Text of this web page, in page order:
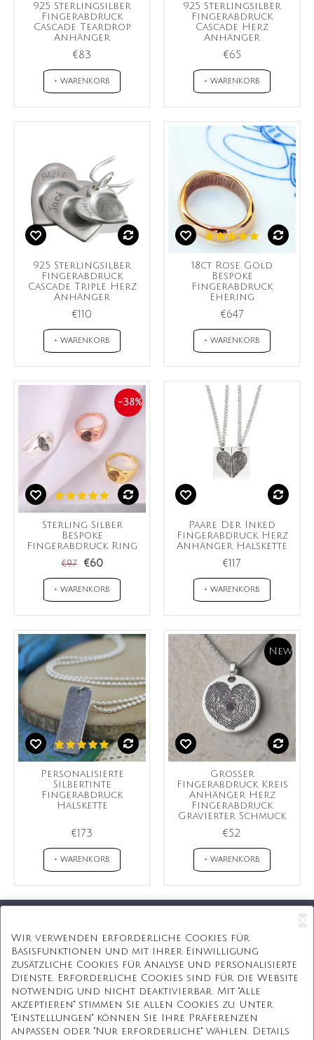
925 Sterlingsilber
Fingerabdruck
Cascade Teardrop
Anhänger
€83
+ WARENKORB
925 Sterlingsilber
Fingerabdruck
Cascade Herz
Anhänger
€65
+ WARENKORB
925 Sterlingsilber
Fingerabdruck
Cascade Triple Herz
Anhänger
€110
+ WARENKORB
18ct Rose Gold
Bespoke
Fingerabdruck
Ehering
€647
+ WARENKORB
-38%
Sterling Silber
Bespoke
Fingerabdruck Ring
€97 €60
+ WARENKORB
Paare Der Inked
Fingerabdruck Herz
Anhänger Halskette
€117
+ WARENKORB
Personalisierte
Silbertinte
Fingerabdruck
Halskette
€173
+ WARENKORB
New
Großer
Fingerabdruck Kreis
Anhänger Herz
Fingerabdruck
Gravierter Schmuck
€52
+ WARENKORB
Kostenlose Geschenkbox
Kostenlose Gravur
Unbegrenzte Redesign
Wir verwenden erforderliche Cookies für
Basisfunktionen und mit Ihrer Einwilligung
zusätzliche Cookies für Analyse und personalisierte
Dienste. Erforderliche Cookies sind für die Website
notwendig und nicht deaktivierbar. Mit "Alle
akzeptieren" stimmen Sie allen Cookies zu. Unter
"Einstellungen" können Sie Ihre Präferenzen
anpassen oder "Nur erforderliche" wählen. Details